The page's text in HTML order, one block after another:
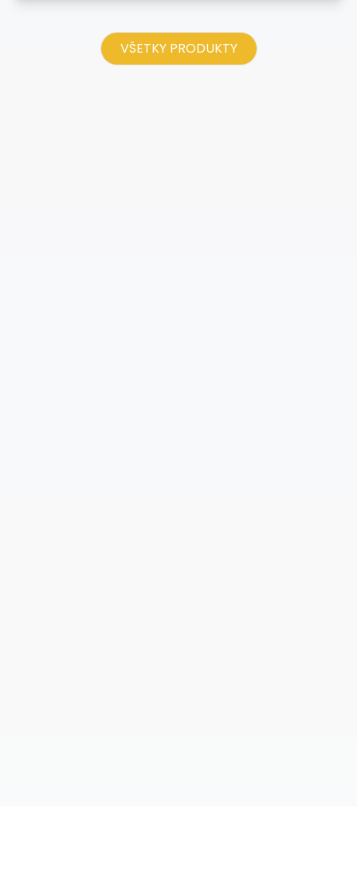
VŠETKY PRODUKTY